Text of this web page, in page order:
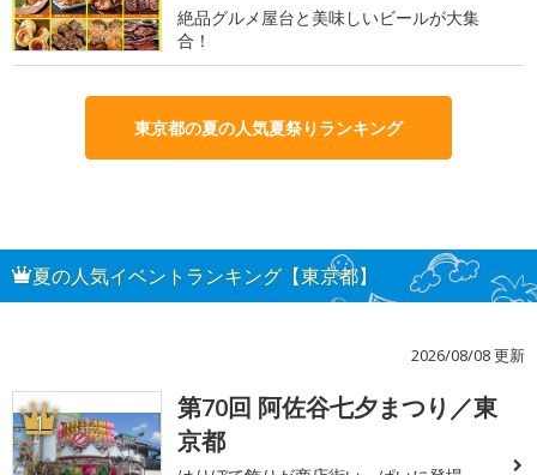
絶品グルメ屋台と美味しいビールが大集
合！
東京都の夏の人気夏祭りランキング
夏の人気イベントランキング【東京都】
2026/08/08 更新
1
第70回 阿佐谷七夕まつり／東
京都